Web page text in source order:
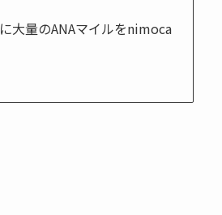
大量のANAマイルをnimoca